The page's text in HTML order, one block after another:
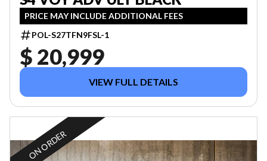
PRICE MAY INCLUDE ADDITIONAL FEES
POL-S27TFN9FSL-1
$ 20,999
VIEW FULL DETAILS
ON ORDER